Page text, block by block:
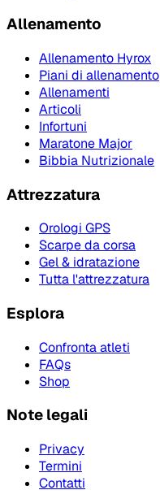
Allenamento
Allenamento Hyrox
Piani di allenamento
Allenamenti
Articoli
Infortuni
Maratone Major
Bibbia Nutrizionale
Attrezzatura
Orologi GPS
Scarpe da corsa
Gel & idratazione
Tutta l'attrezzatura
Esplora
Confronta atleti
FAQs
Shop
Note legali
Privacy
Termini
Contatti